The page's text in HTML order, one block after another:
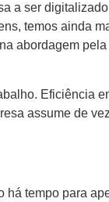
a ser digitalizado
temos ainda
abordagem pela
Eficiência
assume de
há tempo para